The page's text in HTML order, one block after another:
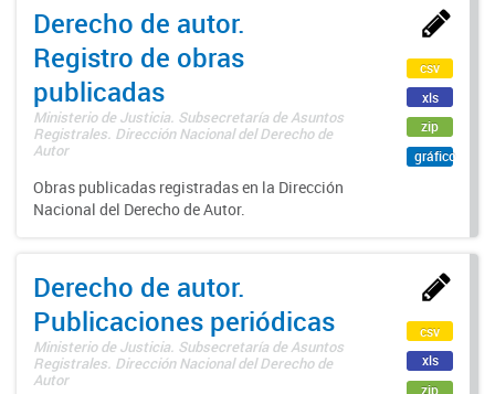
Derecho de autor.
Registro de obras
publicadas
Ministerio de Justicia. Subsecretaría de Asuntos
Registrales. Dirección Nacional del Derecho de
Autor
Obras publicadas registradas en la Dirección
Nacional del Derecho de Autor.
csv
xls
zip
gráfico
Derecho de autor.
Publicaciones periódicas
Ministerio de Justicia. Subsecretaría de Asuntos
Registrales. Dirección Nacional del Derecho de
Autor
csv
xls
zip